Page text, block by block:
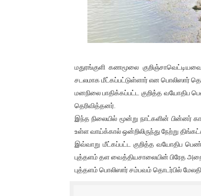
பிரபல நடிகை
வடிவேலுவுக்கு
ஐ.நா முன்றலில் சீரற்ற
இளையராஜா – கமல்
ஜனாதிபதி ஐக்கிய
32 CM விநோத
வலிமை தான் அஜித்
மதுரங்குளி கணமூலை
சடலமாக மீட்கப்பட்டுள்ளார் என பொலிஸார்
மனநிலை பாதிக்கப்பட்ட குறித்த வயோதிப
தெரிவித்தனர்.
இந்த நிலையில் மூன்று நாட்களின் பின்னர்
உள்ள வாய்க்கால் ஒன்றிலிருந்து நேற்று
இவ்வாறு மீட்கப்பட்ட குறித்த வயோதிப
புத்தளம் தள வைத்தியசாலையின் பிரேத
புத்தளம் பொலிஸார் சம்பவம் தொடர்பில்